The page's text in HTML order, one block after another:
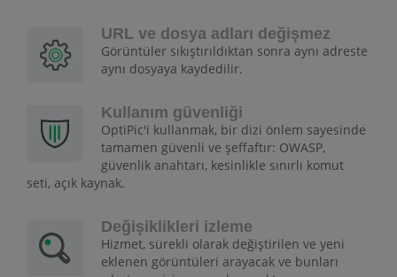
URL ve dosya adları değişmez
Görüntüler sıkıştırıldıktan sonra aynı adreste
aynı dosyaya kaydedilir.
Kullanım güvenliği
OptiPic'i kullanmak, bir dizi önlem sayesinde
tamamen güvenli ve şeffaftır: OWASP,
güvenlik anahtarı, kesinlikle sınırlı komut
seti, açık kaynak.
Değişiklikleri izleme
Hizmet, sürekli olarak değiştirilen ve yeni
eklenen görüntüleri arayacak ve bunları